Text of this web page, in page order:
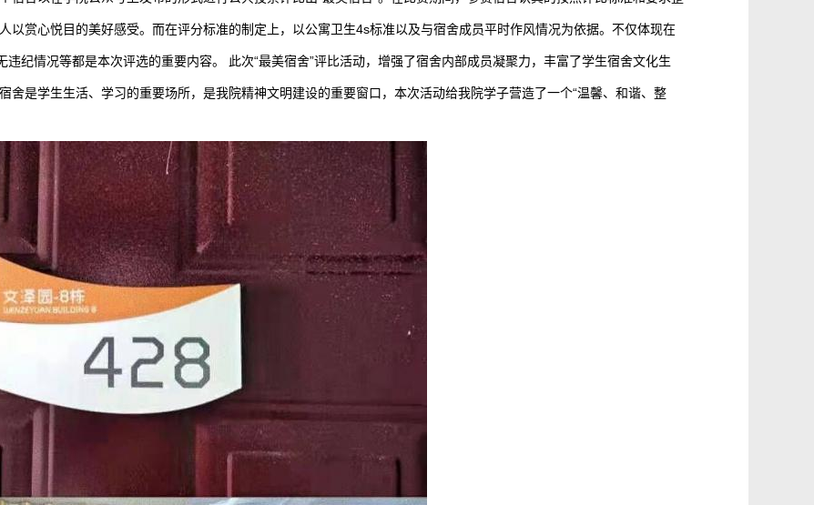
以赏心悦目的美好感受。而在评分标准的制定上，以公寓卫生4s标准以及与宿舍成员平时作风情况为依据。不仅体现在
违纪情况等都是本次评选的重要内容。 此次“最美宿舍”评比活动，增强了宿舍内部成员凝聚力，丰富了学生宿舍文化生
舍是学生生活、学习的重要场所，是我院精神文明建设的重要窗口，本次活动给我院学子营造了一个“温馨、和谐、整